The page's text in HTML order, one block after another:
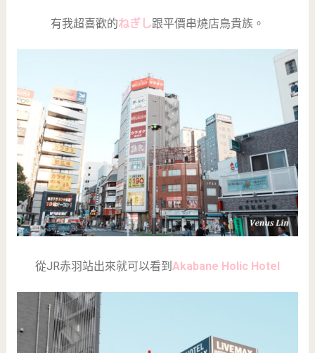
有我超喜歡的ねぎし跟平價串燒店鳥貴族。
從JR赤羽站出來就可以看到 Akabane Holic Hotel